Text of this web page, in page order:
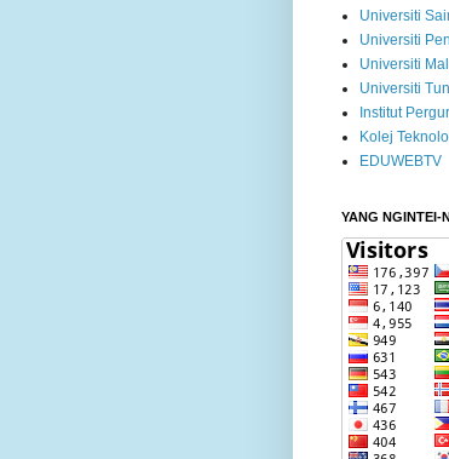
Universiti
Universiti
Universiti
Universiti
Institut
Kolej
EDUWEBTV
YANG NGINTEI-